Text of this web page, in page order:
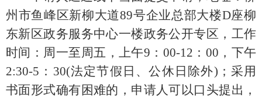
州市鱼峰区新柳大道89号企业总部大楼D座柳
东新区政务服务中心一楼政务公开专区，工作
时间： 周一至周五，上午9：00-12：00，下午
2:30-5：30(法定节假日、公休日除外) ；采用
书面形式确有困难的，申请人可以口头提出，